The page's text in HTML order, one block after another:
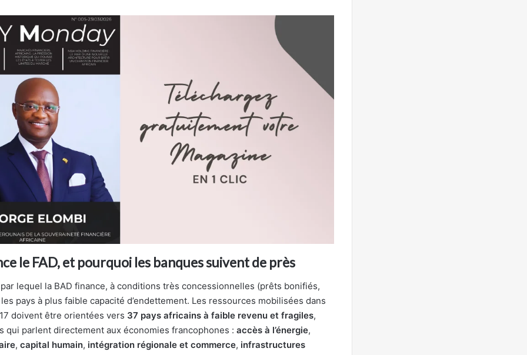
le FAD, et pourquoi les banques suivent de près
par lequel la BAD finance, à conditions très concessionnelles (prêts bonifiés,
pays à plus faible capacité d’endettement. Les ressources mobilisées dans
doivent être orientées vers 37 pays africains à faible revenu et fragiles,
qui parlent directement aux économies francophones : accès à l’énergie,
, capital humain, intégration régionale et commerce, infrastructures